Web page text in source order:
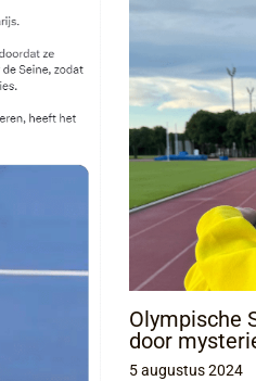
Olympische
door
5 augustus 2024